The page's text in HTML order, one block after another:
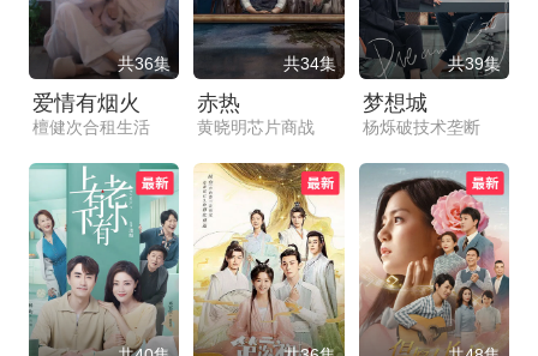
共36集
爱情有烟火
檀健次合租生活
共34集
赤热
黄晓明芯片商战
共39集
梦想城
杨烁破技术垄断